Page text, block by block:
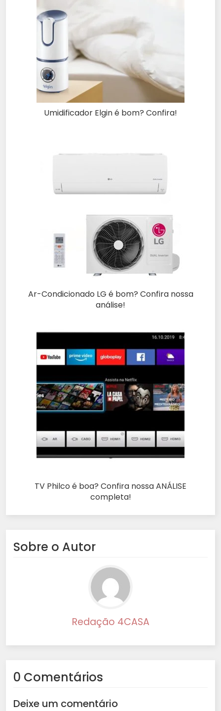
Umidificador Elgin é bom? Confira!
Ar-Condicionado LG é bom? Confira nossa
análise!
TV Philco é boa? Confira nossa ANÁLISE
completa!
Sobre o Autor
Redação 4CASA
0 Comentários
Deixe um comentário